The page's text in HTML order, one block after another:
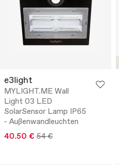
e3light
MYLIGHT.ME Wall
Light 03 LED
SolarSensor Lamp IP65
- Außenwandleuchten
40.50 € 54 €